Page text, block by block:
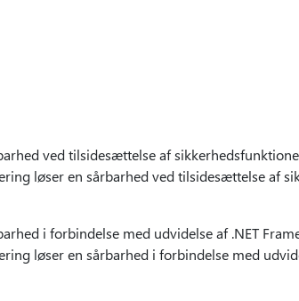
ved tilsidesættelse af
løser en sårbarhed ved tilsidesættelse af
i forbindelse med udvidelse af .NET
løser en sårbarhed i forbindelse med